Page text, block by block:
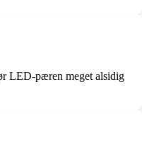
LED-pæren meget alsidig